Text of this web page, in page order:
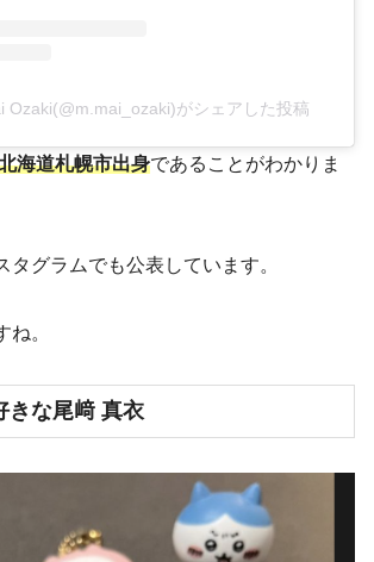
Ozaki(@m.mai_ozaki)がシェアした投稿
海道札幌市出身であることがわかりま
タグラムでも公表しています。
ね。
きな尾﨑 真衣